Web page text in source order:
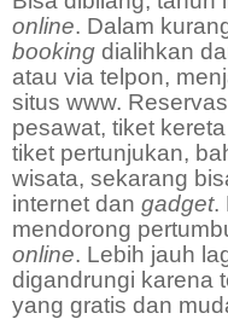
online. Dalam
booking dialihkan
atau via telpon,
situs www.
pesawat, tiket
tiket pertunjukan,
wisata, sekarang
internet dan gadget.
mendorong
online. Lebih jauh
digandrungi karena
yang gratis dan